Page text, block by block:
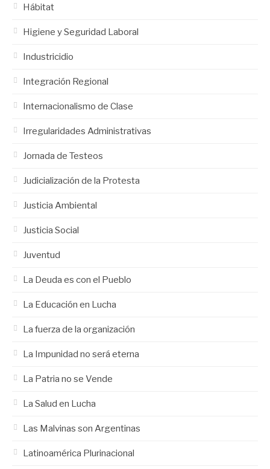
Hábitat
Higiene y Seguridad Laboral
Industricidio
Integración Regional
Internacionalismo de Clase
Irregularidades Administrativas
Jornada de Testeos
Judicialización de la Protesta
Justicia Ambiental
Justicia Social
Juventud
La Deuda es con el Pueblo
La Educación en Lucha
La fuerza de la organización
La Impunidad no será eterna
La Patria no se Vende
La Salud en Lucha
Las Malvinas son Argentinas
Latinoamérica Plurinacional